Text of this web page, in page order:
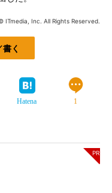
ITmedia, Inc. All Rights Reserved.
く
Hatena 1